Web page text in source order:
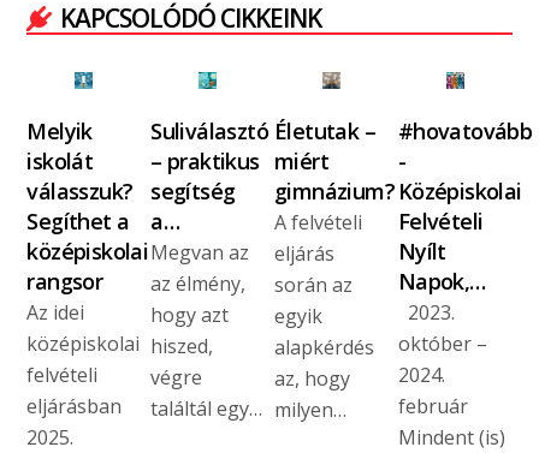
KAPCSOLÓDÓ CIKKEINK
Melyik
iskolát
válasszuk?
Segíthet a
középiskolai
rangsor
Az idei
középiskolai
felvételi
eljárásban
2025.
Suliválasztó
– praktikus
segítség
a…
Megvan az
az élmény,
hogy azt
hiszed,
végre
találtál egy…
Életutak –
miért
gimnázium?
A felvételi
eljárás
során az
egyik
alapkérdés
az, hogy
milyen…
#hovatovább
-
Középiskolai
Felvételi
Nyílt
Napok,…
2023.
október –
2024.
február
Mindent (is)